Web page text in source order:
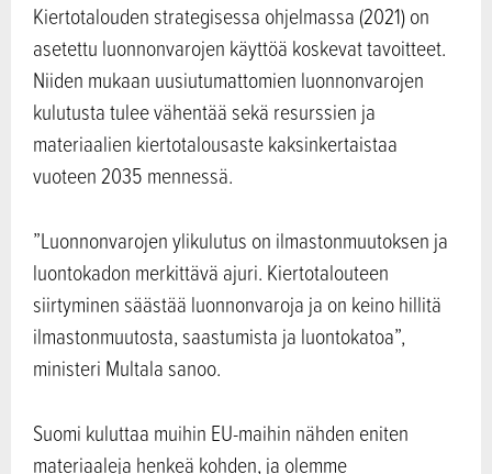
Kiertotalouden strategisessa ohjelmassa (2021) on
asetettu luonnonvarojen käyttöä koskevat tavoitteet.
Niiden mukaan uusiutumattomien luonnonvarojen
kulutusta tulee vähentää sekä resurssien ja
materiaalien kiertotalousaste kaksinkertaistaa
vuoteen 2035 mennessä.
”Luonnonvarojen ylikulutus on ilmastonmuutoksen ja
luontokadon merkittävä ajuri. Kiertotalouteen
siirtyminen säästää luonnonvaroja ja on keino hillitä
ilmastonmuutosta, saastumista ja luontokatoa”,
ministeri Multala sanoo.
Suomi kuluttaa muihin EU-maihin nähden eniten
materiaaleja henkeä kohden, ja olemme